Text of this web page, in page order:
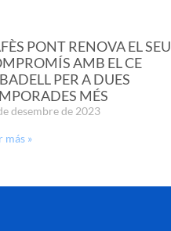
PONT RENOVA EL SEU
AMB EL CE
PER A DUES
MÉS
desembre de 2023
más »